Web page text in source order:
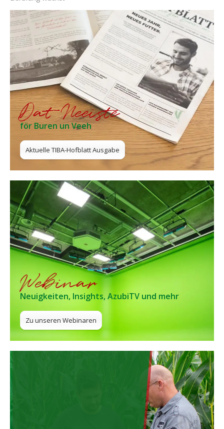
Dat Neeiste
för Buren un Veeh
Aktuelle TIBA-Hofblatt Ausgabe
Webinar
Neuigkeiten, Insights, AzubiTV und mehr
Zu unseren Webinaren